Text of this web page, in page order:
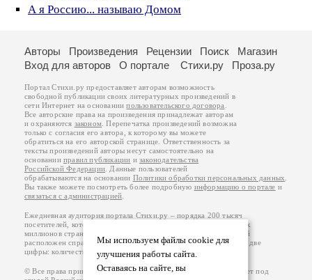
А я Россию... называю Домом
Мы используем файлы cookie для
улучшения работы сайта.
Оставаясь на сайте, вы
Авторы Произведения Рецензии Поиск
Магазин
Вход для авторов
О портале Стихи.ру Проза.ру
Портал Стихи.ру предоставляет авторам возможность
свободной публикации своих литературных произведений в
сети Интернет на основаниипользовательского договора
Все авторские права на произведения принадлежат авторам
и охраняются законом . Перепечатка произведений возможна
только с согласия его автора, к которому вы можете
обратиться на его авторской странице. Ответственность за
тексты произведений авторы несут самостоятельно на
основанииправил публикации изаконодательства
Российской Федерации . Данные пользователей
обрабатываются на основании Политики обработки персональных данных
Вы также можете посмотреть более подробную информацию о портале и
связаться с администрацией
Ежедневная аудитория портала Стихи.ру – порядка 200 тысяч
посетителей, которые в общей сумме просматривают более двух
миллионов страниц по данным счетчика посещаемости, который
расположен справа от этого текста. В каждой графе указано по две
цифры: количество просмотров и количество посетителей.
© Все права принадлежат авторам, 2000-2026. Портал работает под